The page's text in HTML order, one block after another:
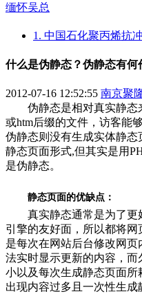
缅怀吴总
1. 中国石化聚丙烯抗
什么是伪静态？伪静态有何
2012-07-16 12:52:55 南京聚
伪静态是相对真实静态
或htm后缀的文件，访客能
伪静态则没有生成实体静态
静态页面形式,但其实是用
是伪静态。
静态页面的优缺点：
真实静态通常是为了更
引擎的友好面，所以都将
是每次在网站后台修改网
法实时显示更新的内容，
小以及每次生成静态页面
出现内容过多且一次性生